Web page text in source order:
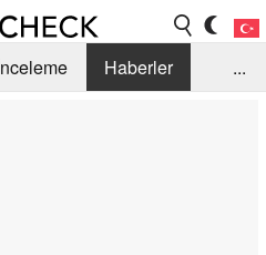
Haberler
...